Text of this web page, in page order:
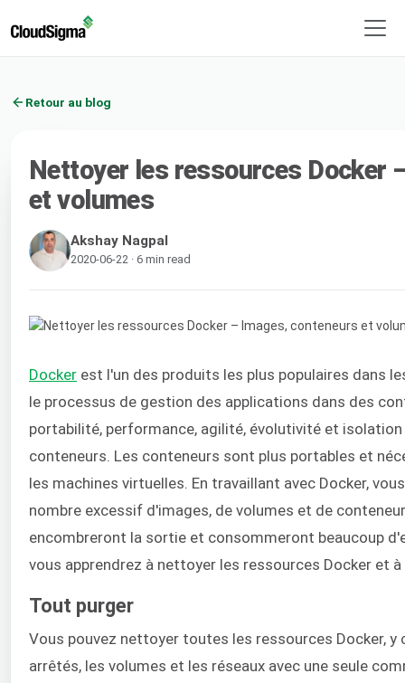
Retour au blog
Nettoyer les ressources Docker
et volumes
Akshay Nagpal
2020-06-22 · 6 min read
Docker est l'un des produits les plus populaires dans
le processus de gestion des applications dans des
portabilité, performance, agilité, évolutivité et
conteneurs. Les conteneurs sont plus portables et
les machines virtuelles. En travaillant avec Docker,
nombre excessif d'images, de volumes et de
encombreront la sortie et consommeront beaucoup
vous apprendrez à nettoyer les ressources Docker et
Tout purger
Vous pouvez nettoyer toutes les ressources Docker,
arrêtés, les volumes et les réseaux avec une seule